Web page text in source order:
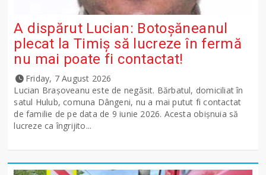
A dispărut Lucian: Botoșăneanul
plecat la Timiș să lucreze în fermă
nu mai poate fi contactat!
Friday, 7 August 2026
Lucian Brașoveanu este de negăsit. Bărbatul, domiciliat în
satul Hulub, comuna Dângeni, nu a mai putut fi contactat
de familie de pe data de 9 iunie 2026. Acesta obișnuia să
lucreze ca îngrijito...